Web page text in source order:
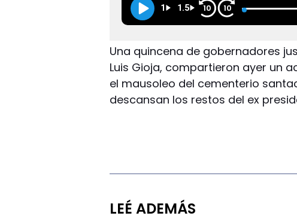
1 1.5 10 10
Una quincena de gobernadores
Luis Gioja, compartieron ayer un
el mausoleo del cementerio
descansan los restos del ex
LEÉ ADEMÁS